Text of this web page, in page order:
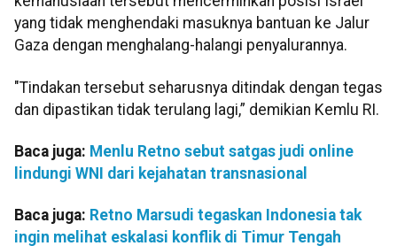
yang tidak menghendaki masuknya bantuan ke Jalur
Gaza dengan menghalang-halangi penyalurannya.
"Tindakan tersebut seharusnya ditindak dengan tegas
dan dipastikan tidak terulang lagi,” demikian Kemlu RI.
Baca juga: Menlu Retno sebut satgas judi online
lindungi WNI dari kejahatan transnasional
Baca juga: Retno Marsudi tegaskan Indonesia tak
ingin melihat eskalasi konflik di Timur Tengah